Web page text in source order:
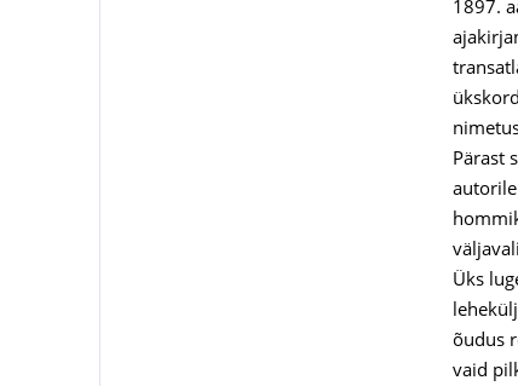
1897.
Pärast
Üks
õudus
vaid